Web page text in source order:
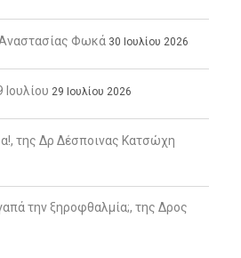
Αναστασίας Φωκά 30 Ιουλίου 2026
29 Ιουλίου 2026
της Δρ Δέσποινας Κατσώχη
την ξηροφθαλμία;, της Δρος